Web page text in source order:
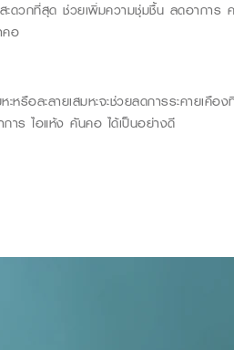
ะดวกที่สุด ช่วยเพิ่มความชุ่มชื้น ลดอาการ
คอ
หรือละลายเสมหะจะช่วยลดการระคายเคื
การไอแห้ง คันคอ ได้เป็นอย่างดี